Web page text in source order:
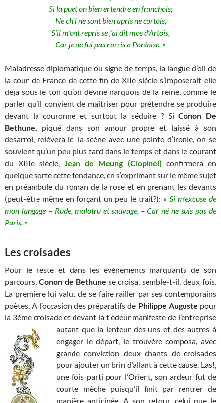
Si la puet on bien entendre en franchois;
Ne chil ne sont bien apris ne cortois,
S’il m’ont repris se j’ai dit mos d’Artois,
Car je ne fui pas norris a Pontoise. »
Maladresse diplomatique ou signe de temps, la langue d’oil de
la cour de France de cette fin de XIIe siècle s’imposerait-elle
déjà sous le ton qu’on devine narquois de la reine, comme le
parler qu’il convient de maîtriser pour prétendre se produire
devant la couronne et surtout la séduire ? SiConon De
Bethune, piqué dans son amour propre et laissé à son
desarroi, relèvera ici la scène avec une pointe d’ironie, on se
souvient qu’un peu plus tard dans le temps et dans le courant
du XIIIe siècle, Jean de Meung (Clopinel) confirmera en
quelque sorte cette tendance, en s’exprimant sur le même sujet
en préambule du roman de la rose et en prenant les devants
(peut-être même en forçant un peu le trait?): « Si m’excuse de
mon langage – Rude, malotru et sauvage, – Car né ne suis pas de
Paris. »
Les croisades
Pour le reste et dans les événements marquants de son
parcours, Conon de Bethune se croisa, semble-t-il, deux fois.
La première lui valut de se faire railler par ses contemporains
poètes. A l’occasion des préparatifs de Philippe Auguste pour
la 3ème croisade et devant la tiédeur manifeste de l’entreprise
autant que la lenteur des uns et des autres à
engager le départ, le trouvère composa, avec
grande conviction deux chants de croisades
pour ajouter un brin d’allant à cette cause. Las!,
une fois parti pour l’Orient, son ardeur fut de
courte mèche puisqu’il finit par rentrer de
manière anticipée. A son retour, celui que le